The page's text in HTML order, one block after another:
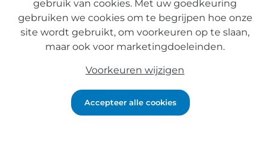
Jobs
Privacy
Disclaimer
Algemene verkoopsvoorwaarden
gebruik van cookies. Met uw goedkeuring
gebruiken we cookies om te begrijpen hoe onze
site wordt gebruikt, om voorkeuren op te slaan,
maar ook voor marketingdoeleinden.
Voorkeuren wijzigen
Accepteer alle cookies